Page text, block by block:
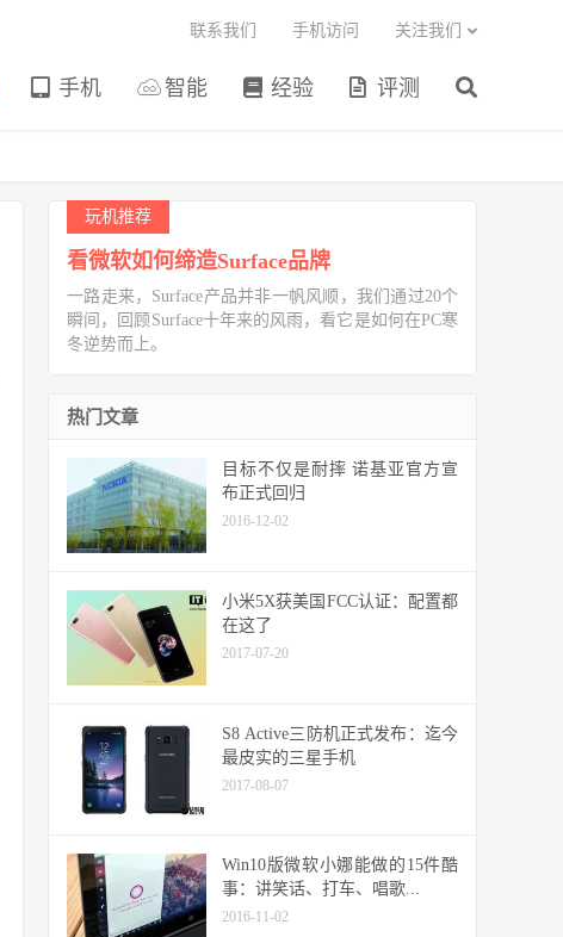
手机 智能 经验 评测
联系我们 手机访问 关注我们
玩机推荐
看微软如何缔造Surface品牌
一路走来，Surface产品并非一帆风顺，我们通过20个
瞬间，回顾Surface十年来的风雨，看它是如何在PC寒
冬逆势而上。
热门文章
目标不仅是耐摔 诺基亚官方宣
布正式回归
2016-12-02
小米5X获美国FCC认证：配置都
在这了
2017-07-20
S8 Active三防机正式发布：迄今
最皮实的三星手机
2017-08-07
Win10版微软小娜能做的15件酷
事：讲笑话、打车、唱歌...
2016-11-02